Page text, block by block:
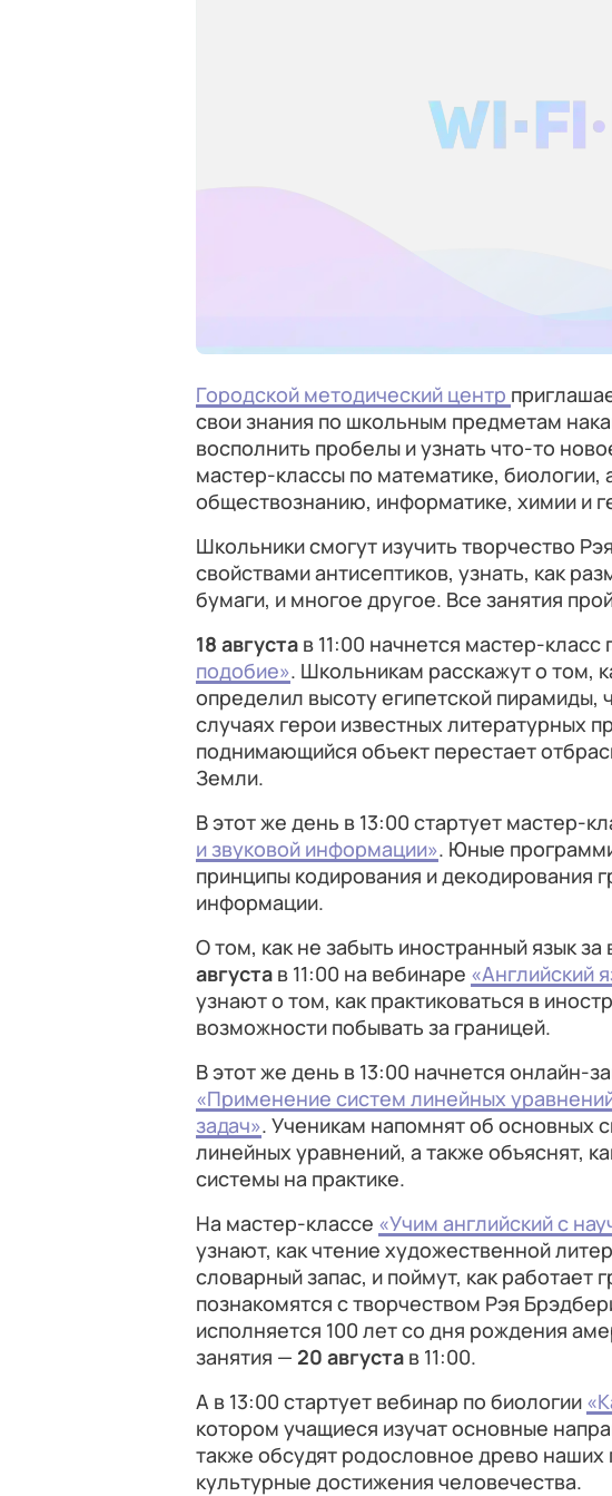
Городской методический центр
свои знания по школьным предметам
восполнить пробелы и узнать что-то
мастер-классы по математике, биологии,
обществознанию, информатике, химии и
Школьники смогут изучить творчество
свойствами антисептиков, узнать, как
бумаги, и многое другое. Все занятия
18 августа в 11:00 начнется мастер-класс
подобие». Школьникам расскажут о том,
определил высоту египетской
случаях герои известных литературных
поднимающийся объект перестает
Земли.
В этот же день в 13:00 стартует мастер-
и звуковой информации». Юные
принципы кодирования и декодирования
информации.
О том, как не забыть иностранный язык
августа в 11:00 на вебинаре «Английский
узнают о том, как практиковаться в
возможности побывать за границей.
В этот же день в 13:00 начнется онлайн-
«Применение систем линейных
задач». Ученикам напомнят об основных
линейных уравнений, а также объяснят,
системы на практике.
На мастер-классе «Учим английский с
узнают, как чтение художественной
словарный запас, и поймут, как работает
познакомятся с творчеством Рэя
исполняется 100 лет со дня рождения
занятия — 20 августа в 11:00.
А в 13:00 стартует вебинар по биологии
котором учащиеся изучат основные
также обсудят родословное древо
культурные достижения человечества.